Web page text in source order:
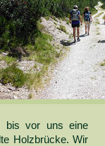
bis vor uns eine
Holzbrücke. Wir